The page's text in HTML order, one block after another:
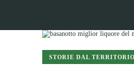
STORIE DAL TERRITORIO